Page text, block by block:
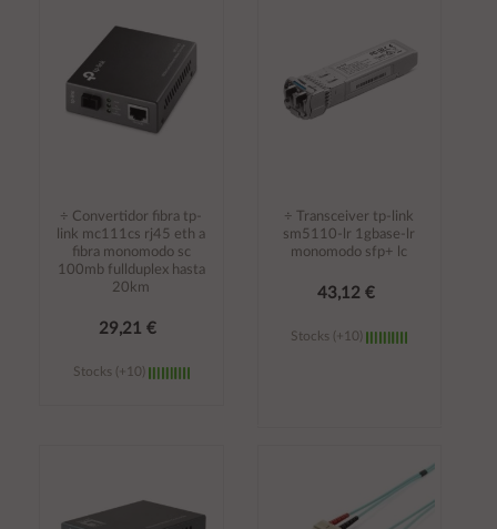
carrito
÷ Convertidor fibra tp-
link mc111cs rj45 eth a
fibra monomodo sc
100mb fullduplex hasta
20km
29,21 €
Stocks (+10)
÷ Transceiver tp-link
sm5110-lr 1gbase-lr
monomodo sfp+ lc
43,12 €
Stocks (+10)